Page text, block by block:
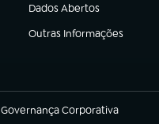
Dados Abertos
(abre em nova aba)
Outras Informações
(abre em nova aba)
Governança Corporativa
(abre em nova aba)